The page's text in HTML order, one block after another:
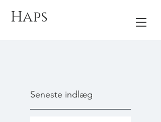
Haps
Seneste indlæg